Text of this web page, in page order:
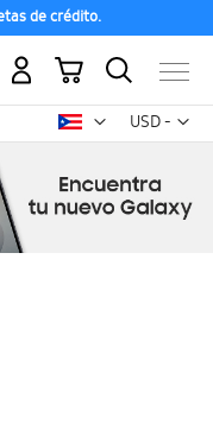
de crédito.
USD -
dólar
Mi carrito